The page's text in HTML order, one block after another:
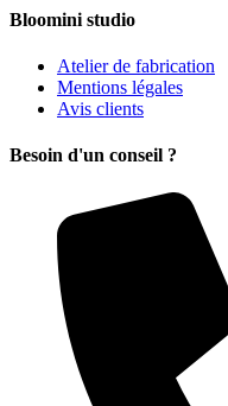
Bloomini studio
Atelier de fabrication
Mentions légales
Avis clients
Besoin d'un conseil ?